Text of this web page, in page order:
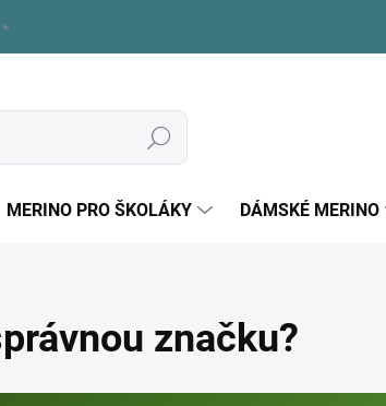
Hledat
MERINO PRO ŠKOLÁKY DÁMSKÉ MERINO
značku?